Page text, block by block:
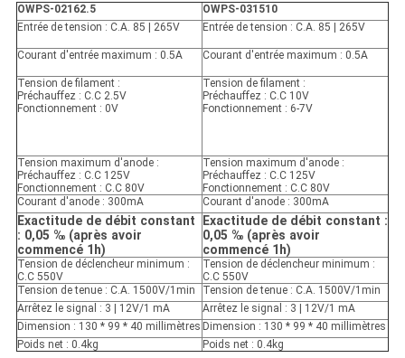
OWPS-02162.5
OWPS-031510
Entrée de tension : C.A. 85 | 265V
Entrée de tension : C.A. 85 | 265V
Courant d'entrée maximum : 0.5A Courant d'entrée maximum : 0.5A
Tension de filament :
Préchauffez : C.C 2.5V
Fonctionnement : 0V
Tension de filament :
Préchauffez : C.C 10V
Fonctionnement : 6-7V
Tension maximum d'anode :
Préchauffez : C.C 125V
Fonctionnement : C.C 80V
Tension maximum d'anode :
Préchauffez : C.C 125V
Fonctionnement : C.C 80V
Courant d'anode : 300mA
Courant d'anode : 300mA
Exactitude de débit constant
: 0,05 ‰ (après avoir
commencé 1h)
Exactitude de débit constant :
0,05 ‰ (après avoir
commencé 1h)
Tension de déclencheur minimum :
C.C 550V
Tension de déclencheur minimum :
C.C 550V
Tension de tenue : C.A. 1500V/1min
Tension de tenue : C.A. 1500V/1min
Arrêtez le signal : 3 | 12V/1 mA
Arrêtez le signal : 3 | 12V/1 mA
Dimension : 130 * 99 * 40 millimètres Dimension : 130 * 99 * 40 millimètres
Poids net : 0.4kg
Poids net : 0.4kg